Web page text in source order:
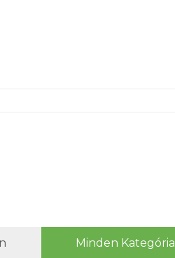
Minden Kategória